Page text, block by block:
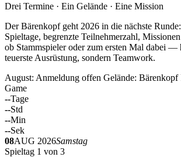
Drei Termine · Ein Gelände · Eine Mission
Der Bärenkopf geht 2026 in die nächste
Spieltage, begrenzte Teilnehmerzahl,
ob Stammspieler oder zum ersten Mal dabei —
teuerste Ausrüstung, sondern Teamwork.
August: Anmeldung offen Gelände: Bärenkopf
Game
--Tage
--Std
--Min
--Sek
08AUG 2026Samstag
Spieltag 1 von 3